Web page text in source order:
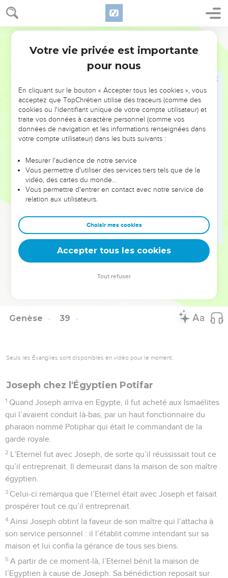
Genèse 38
vive !
25 Comme on la jetait dehors, elle envoya un message à son
objets que je suis enceinte. Reconnais, je te prie, à qui sont
ce cachet, ces cordons et ce bâton.
Juda les reconnut et s’écria : —Elle est plus juste que moi ;
elle a fait cela parce que je ne l’ai pas donnée pour femme à
mon fils Chéla. Il ne s’unit plus jamais à elle.
Quand vint le moment de la naissance, il s’avéra qu’elle
portait des jumeaux.
sage-femme la saisit et y noua un fil rouge en disant : —C’est
celui-ci qui sort le premier.
Mais il retira sa main, et c’est son frère qui vint au monde.
La sage-femme s’écria : —Quelle brèche ne t’es-tu pas
(Brèche).
Ensuite son frère naquit, celui dont la main portait le fil
rouge, et il fut appelé Zérah (Lever du soleil).
La Bible Du Semeur Copyright © 1992, 1999 by Biblica, Inc.® Used by permission.
Genèse 39
Seuls les Évangiles sont disponibles en vidéo pour le moment.
Joseph chez l'Égyptien Potifar
1 Quand Joseph arriva en Egypte, il fut acheté aux Ismaélites
qui l’avaient conduit là-bas, par un haut fonctionnaire du
pharaon nommé Potiphar qui était le commandant de la
garde royale.
2 L’Eternel fut avec Joseph, de sorte qu’il réussissait tout ce
qu’il entreprenait. Il demeurait dans la maison de son maître
égyptien.
3 Celui-ci remarqua que l’Eternel était avec Joseph et faisait
prospérer tout ce qu’il entreprenait.
4 Ainsi Joseph obtint la faveur de son maître qui l’attacha à
son service personnel : il l’établit comme intendant sur sa
maison et lui confia la gérance de tous ses biens.
5 A partir de ce moment-là, l’Eternel bénit la maison de
l’Egyptien à cause de Joseph. Sa bénédiction reposait sur
Votre vie privée est importante
pour nous
En cliquant sur le bouton « Accepter tous les cookies », vous
acceptez que TopChrétien utilise des traceurs (comme des
cookies ou l'identifiant unique de votre compte utilisateur) et
traite vos données à caractère personnel (comme vos
données de navigation et les informations renseignées dans
votre compte utilisateur) dans les buts suivants :
Mesurer l'audience de notre service
Vous permettre d'utiliser des services tiers tels que de la
vidéo, des cartes du monde…
Vous permettre d'entrer en contact avec notre service de
relation aux utilisateurs.
Choisir mes cookies
Accepter tous les cookies
Tout refuser